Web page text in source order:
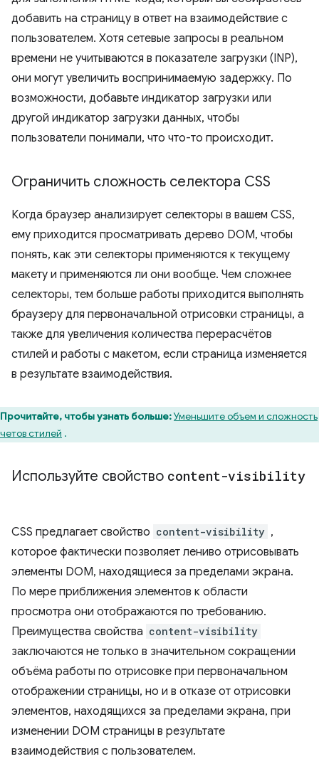
добавить на страницу в ответ на взаимодействие с
пользователем. Хотя сетевые запросы в реальном
времени не учитываются в показателе загрузки (INP),
они могут увеличить воспринимаемую задержку. По
возможности, добавьте индикатор загрузки или
другой индикатор загрузки данных, чтобы
пользователи понимали, что что-то происходит.
Ограничить сложность селектора CSS
Когда браузер анализирует селекторы в вашем CSS,
ему приходится просматривать дерево DOM, чтобы
понять, как эти селекторы применяются к текущему
макету и применяются ли они вообще. Чем сложнее
селекторы, тем больше работы приходится выполнять
браузеру для первоначальной отрисовки страницы, а
также для увеличения количества перерасчётов
стилей и работы с макетом, если страница изменяется
в результате взаимодействия.
Прочитайте, чтобы узнать больше:Уменьшите объем и сложность
стилей .
Используйте свойство content-visibility
CSS предлагает свойство content-visibility ,
которое фактически позволяет лениво отрисовывать
элементы DOM, находящиеся за пределами экрана.
По мере приближения элементов к области
просмотра они отображаются по требованию.
Преимущества свойства content-visibility
заключаются не только в значительном сокращении
объёма работы по отрисовке при первоначальном
отображении страницы, но и в отказе от отрисовки
элементов, находящихся за пределами экрана, при
изменении DOM страницы в результате
взаимодействия с пользователем.